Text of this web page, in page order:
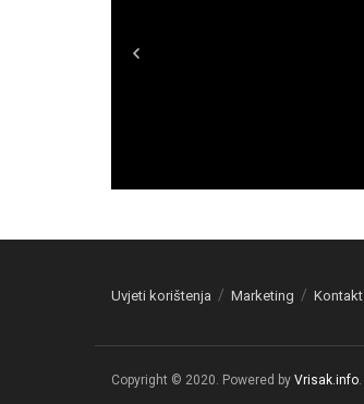
Uvjeti korištenja Marketing Kontakt
Copyright © 2020. Powered by Vrisak.info